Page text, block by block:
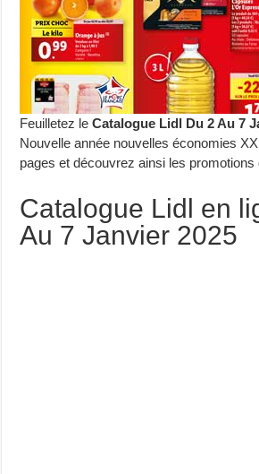
Feuilletez leCatalogue Lidl Du 2 Au 7
Nouvelle année nouvelles économies
pages et découvrez ainsi les promotions
Catalogue Lidl en
Au 7 Janvier 2025